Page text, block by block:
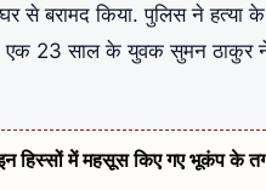
बरामद किया. पुलिस ने हत्या के
एक 23 साल के युवक सुमन ठाकुर
हिस्सों में महसूस किए गए भूकंप के